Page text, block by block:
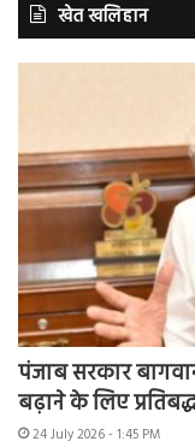
खेत खलिहान
पंजाब सरकार
बढ़ाने के लिए
24 July 2026 - 1:45 PM